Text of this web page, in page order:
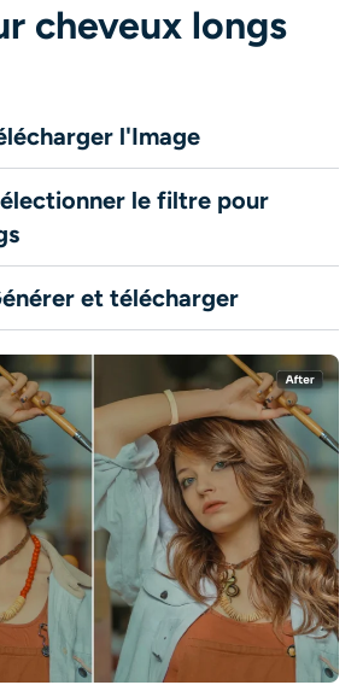
cheveux longs
l'Image
le filtre pour
et télécharger